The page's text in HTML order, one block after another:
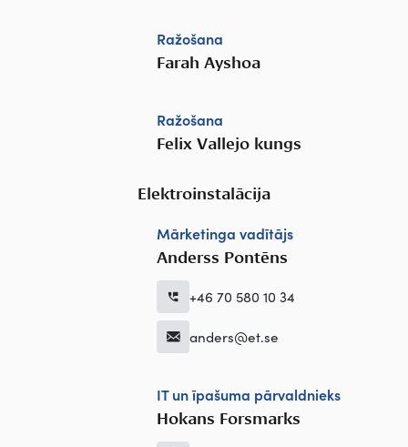
Ražošana
Farah Ayshoa
Ražošana
Felix Vallejo kungs
Elektroinstalācija
Mārketinga vadītājs
Anderss Pontēns
+46 70 580 10 34
anders@et.se
IT un īpašuma pārvaldnieks
Hokans Forsmarks